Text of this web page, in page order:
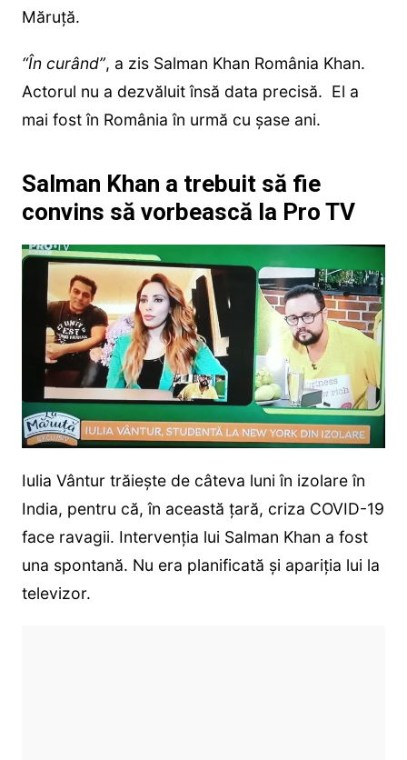
Măruță.
“În curând”, a zis Salman Khan România Khan.
Actorul nu a dezvăluit însă data precisă. El a
mai fost în România în urmă cu șase ani.
Salman Khan a trebuit să fie
convins să vorbească la Pro TV
Iulia Vântur trăiește de câteva luni în izolare în
India, pentru că, în această țară, criza COVID-19
face ravagii. Intervenția lui Salman Khan a fost
una spontană. Nu era planificată și apariția lui la
televizor.